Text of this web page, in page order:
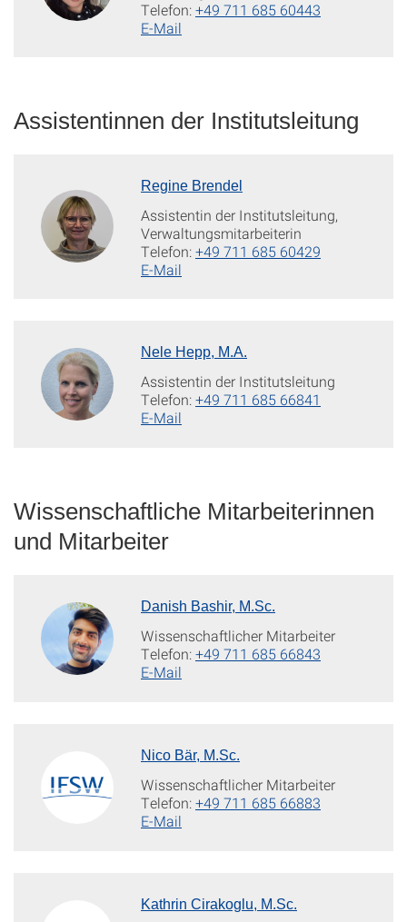
Telefon:+49 711 685 60443
E-Mail
Assistentinnen der Institutsleitung
Regine Brendel
Assistentin der Institutsleitung,
Verwaltungsmitarbeiterin
Telefon:+49 711 685 60429
E-Mail
Nele Hepp, M.A.
Assistentin der Institutsleitung
Telefon:+49 711 685 66841
E-Mail
Wissenschaftliche Mitarbeiterinnen
und Mitarbeiter
Danish Bashir, M.Sc.
Wissenschaftlicher Mitarbeiter
Telefon:+49 711 685 66843
E-Mail
Nico Bär, M.Sc.
Wissenschaftlicher Mitarbeiter
Telefon:+49 711 685 66883
E-Mail
Kathrin Cirakoglu, M.Sc.